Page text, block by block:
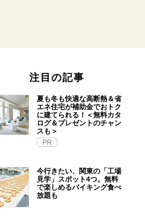
注目の記事
夏も冬も快適な高断熱＆省
エネ住宅が補助金でおトク
に建てられる！＜無料カタ
ログ＆プレゼントのチャン
スも＞
PR
今行きたい、関東の「工場
見学」スポット4つ。無料
で楽しめるバイキング食べ
放題も